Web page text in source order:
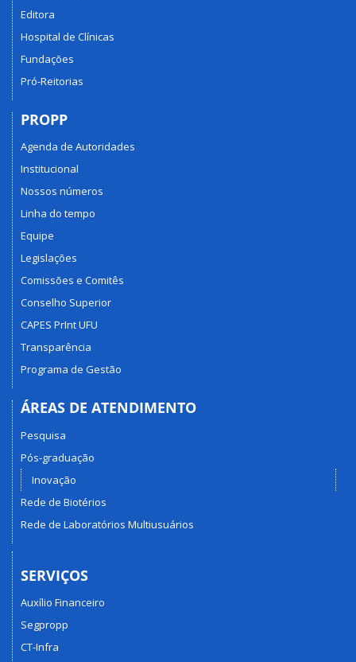
Editora
Hospital de Clínicas
Fundações
Pró-Reitorias
PROPP
Agenda de Autoridades
Institucional
Nossos números
Linha do tempo
Equipe
Legislações
Comissões e Comitês
Conselho Superior
CAPES PrInt UFU
Transparência
Programa de Gestão
ÁREAS DE ATENDIMENTO
Pesquisa
Pós-graduação
Inovação
Rede de Biotérios
Rede de Laboratórios Multiusuários
SERVIÇOS
Auxílio Financeiro
Segpropp
CT-Infra